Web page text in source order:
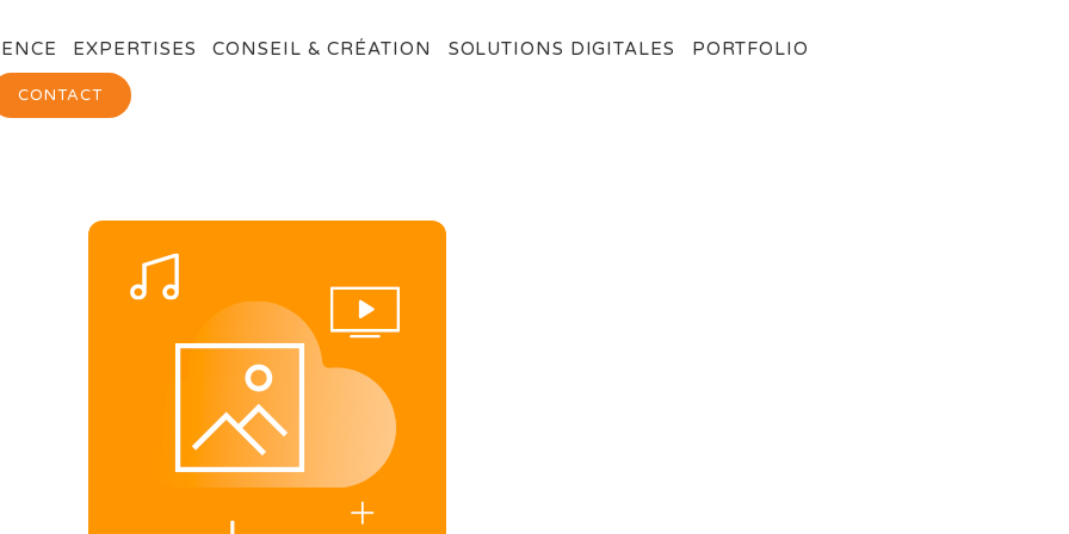
EXPERTISES CONSEIL & CRÉATION SOLUTIONS DIGITALES PORTFOLIO
CONTACT